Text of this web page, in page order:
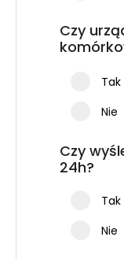
Czy
Tak
Nie
Czy
24h?
Tak
Nie